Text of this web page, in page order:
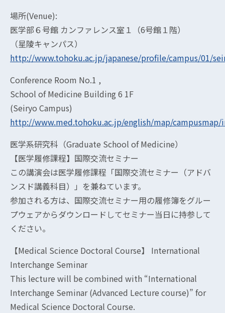
場所(Venue):
医学部６号館 カンファレンス室１（6号館１階）
（星陵キャンパス）
http://www.tohoku.ac.jp/japanese/profile/campus/01/
Conference Room No.1 ,
School of Medicine Building 6 1F
(Seiryo Campus)
http://www.med.tohoku.ac.jp/english/map/
医学系研究科（Graduate School of Medicine）
【医学履修課程】国際交流セミナー
この講演会は医学履修課程「国際交流セミナー（アドバ
ンスド講義科目）」を兼ねています。
参加される方は、国際交流セミナー用の履修簿をグルー
プウェアからダウンロードしてセミナー当日に持参して
ください。
【Medical Science Doctoral Course】 International
Interchange Seminar
This lecture will be combined with “International
Interchange Seminar (Advanced Lecture course)” for
Medical Science Doctoral Course.